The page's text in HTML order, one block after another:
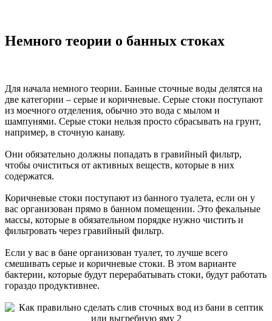
Немного теории о банных стоках
Для начала немного теории. Банные сточные воды делятся на
две категории – серые и коричневые. Серые стоки поступают
из моечного отделения, обычно это вода с мылом и
шампунями. Серые стоки нельзя просто сбрасывать на грунт,
например, в сточную канаву.
Они обязательно должны попадать в гравийный фильтр,
чтобы очиститься от активных веществ, которые в них
содержатся.
Коричневые стоки поступают из банного туалета, если он у
вас организован прямо в банном помещении. Это фекальные
массы, которые в обязательном порядке нужно чистить и
фильтровать через гравийный фильтр.
Если у вас в бане организован туалет, то лучше всего
смешивать серые и коричневые стоки. В этом варианте
бактерии, которые будут перерабатывать стоки, будут работать
гораздо продуктивнее.